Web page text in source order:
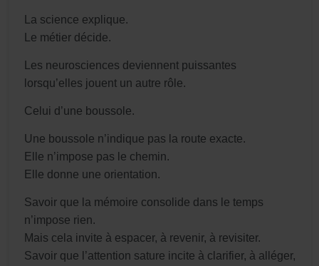
La science explique.
Le métier décide.
Les neurosciences deviennent puissantes
lorsqu’elles jouent un autre rôle.
Celui d’une boussole.
Une boussole n’indique pas la route exacte.
Elle n’impose pas le chemin.
Elle donne une orientation.
Savoir que la mémoire consolide dans le temps
n’impose rien.
Mais cela invite à espacer, à revenir, à revisiter.
Savoir que l’attention sature incite à clarifier, à alléger,